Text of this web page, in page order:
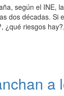
según el INE,
dos décadas.
riesgos
a